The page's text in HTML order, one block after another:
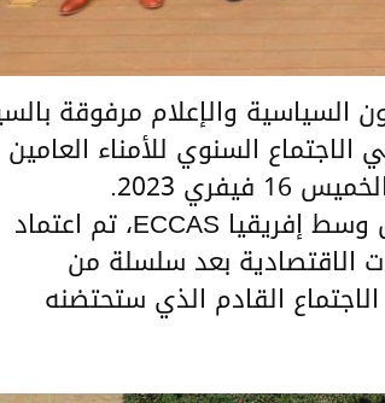
السياسية والإعلام مرفوقة
السنوي للأمناء العامين
2023.
وخلال الاجتماع الذي نظمته المجموعة الاقتصادية لدول وسط إفريقيا ECCAS، تم اعتماد
الاقتصادية بعد سلسلة من
القادم الذي ستحتضنه